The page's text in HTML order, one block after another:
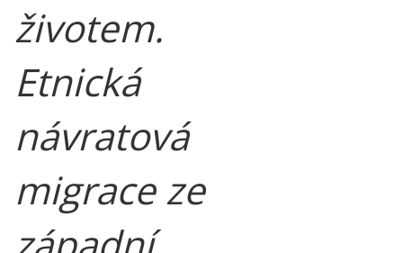
životem.
Etnická
návratová
migrace ze